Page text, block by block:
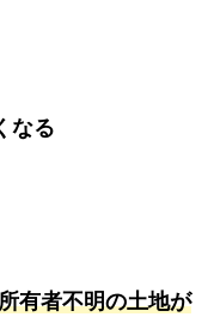
なる
有者不明の土地が